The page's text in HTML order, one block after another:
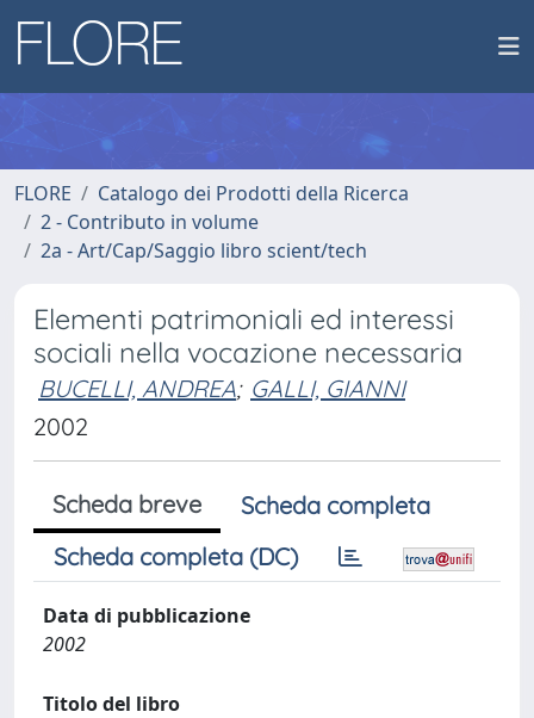
FLORE
Catalogo dei Prodotti della Ricerca
2 - Contributo in volume
2a - Art/Cap/Saggio libro scient/tech
Elementi patrimoniali ed interessi
sociali nella vocazione necessaria
BUCELLI, ANDREA; GALLI, GIANNI
2002
Scheda breve
Scheda completa
Scheda completa (DC)
Data di pubblicazione
2002
Titolo del libro